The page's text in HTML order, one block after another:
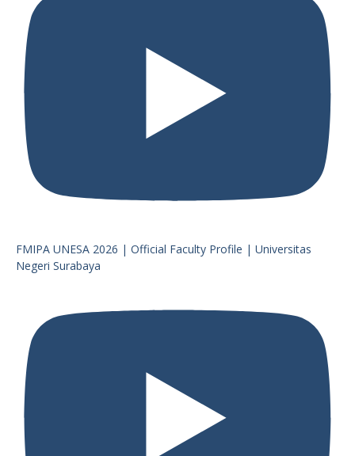
FMIPA UNESA 2026 | Official Faculty Profile | Universitas
Negeri Surabaya